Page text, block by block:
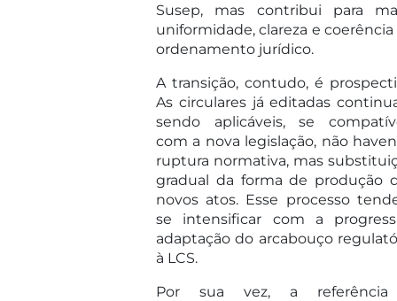
Susep, mas contribui para
uniformidade, clareza e coerência
ordenamento jurídico.
A transição, contudo, é
As circulares já editadas
sendo aplicáveis, se
com a nova legislação, não
ruptura normativa, mas
gradual da forma de produção
novos atos. Esse processo
se intensificar com a
adaptação do arcabouço
à LCS.
Por sua vez, a